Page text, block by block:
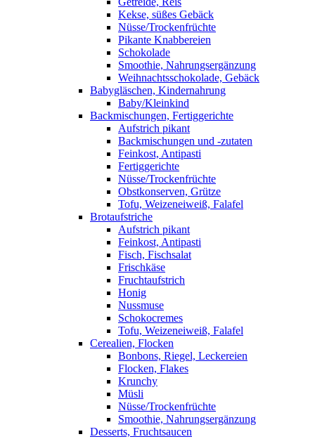
Kekse, süßes Gebäck
Nüsse/Trockenfrüchte
Pikante Knabbereien
Schokolade
Smoothie, Nahrungsergänzung
Weihnachtsschokolade, Gebäck
Babygläschen, Kindernahrung
Baby/Kleinkind
Backmischungen, Fertiggerichte
Aufstrich pikant
Backmischungen und -zutaten
Feinkost, Antipasti
Fertiggerichte
Nüsse/Trockenfrüchte
Obstkonserven, Grütze
Tofu, Weizeneiweiß, Falafel
Brotaufstriche
Aufstrich pikant
Feinkost, Antipasti
Fisch, Fischsalat
Frischkäse
Fruchtaufstrich
Honig
Nussmuse
Schokocremes
Tofu, Weizeneiweiß, Falafel
Cerealien, Flocken
Bonbons, Riegel, Leckereien
Flocken, Flakes
Krunchy
Müsli
Nüsse/Trockenfrüchte
Smoothie, Nahrungsergänzung
Desserts, Fruchtsaucen